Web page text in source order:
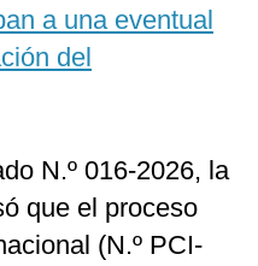
a una eventual
del
N.º 016-2026, la
que el proceso
(N.º PCI-